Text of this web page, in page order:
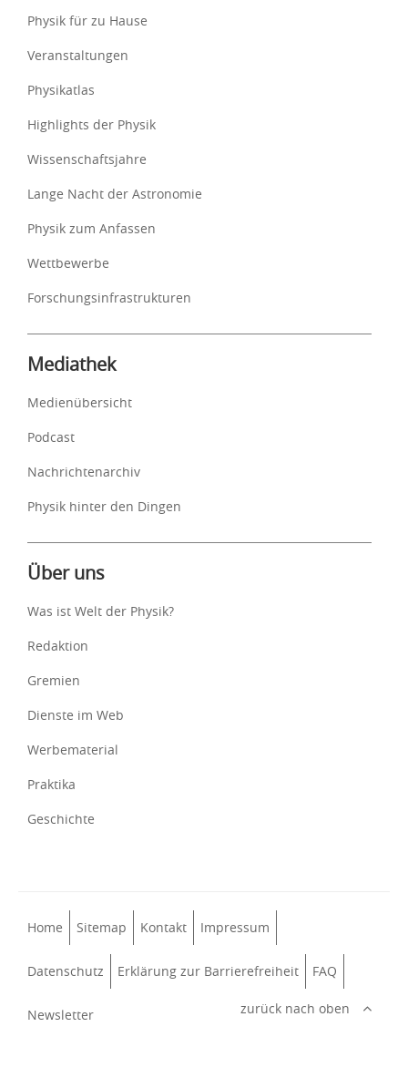
Physik für zu Hause
Veranstaltungen
Physikatlas
Highlights der Physik
Wissenschaftsjahre
Lange Nacht der Astronomie
Physik zum Anfassen
Wettbewerbe
Forschungsinfrastrukturen
Mediathek
Medienübersicht
Podcast
Nachrichtenarchiv
Physik hinter den Dingen
Über uns
Was ist Welt der Physik?
Redaktion
Gremien
Dienste im Web
Werbematerial
Praktika
Geschichte
Home Sitemap Kontakt Impressum
Datenschutz Erklärung zur Barrierefreiheit FAQ
Newsletter zurück nach oben